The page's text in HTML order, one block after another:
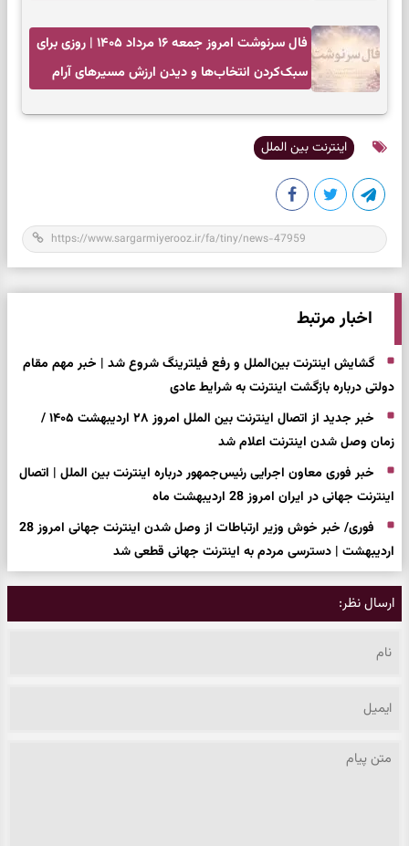
فال سرنوشت امروز جمعه ۱۶ مرداد ۱۴۰۵ | روزی برای
سبک‌کردن انتخاب‌ها و دیدن ارزش مسیرهای آرام
اینترنت بین الملل
اخبار مرتبط
گشایش اینترنت بین‌الملل و رفع فیلترینگ شروع شد | خبر مهم مقام
دولتی درباره بازگشت اینترنت به شرایط عادی
خبر جدید از اتصال اینترنت بین الملل امروز ۲۸ اردیبهشت ۱۴۰۵ /
زمان وصل شدن اینترنت اعلام شد
خبر فوری معاون اجرایی رئیس‌جمهور درباره اینترنت بین الملل | اتصال
اینترنت جهانی در ایران امروز 28 اردیبهشت ماه
فوری/ خبر خوش وزیر ارتباطات از وصل شدن اینترنت جهانی امروز 28
اردیبهشت | دسترسی مردم به اینترنت جهانی قطعی شد
ارسال نظر: